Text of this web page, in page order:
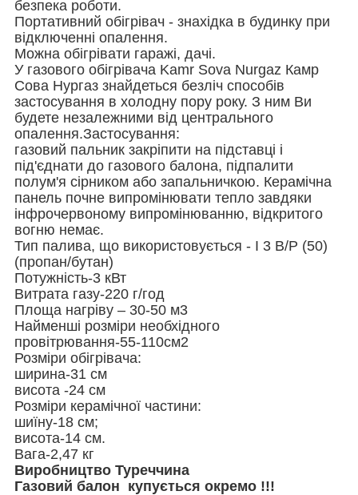
безпека роботи.
Портативний обігрівач - знахідка в будинку при
відключенні опалення.
Можна обігрівати гаражі, дачі.
У газового обігрівача Kamr Sova Nurgaz Камр
Сова Нургаз знайдеться безліч способів
застосування в холодну пору року. З ним Ви
будете незалежними від центрального
опалення.Застосування:
газовий пальник закріпити на підставці і
під'єднати до газового балона, підпалити
полум'я сірником або запальничкою. Керамічна
панель почне випромінювати тепло завдяки
інфрочервоному випромінюванню, відкритого
вогню немає.
Тип палива, що використовується - I 3 B/P (50)
(пропан/бутан)
Потужність-3 кВт
Витрата газу-220 г/год
Площа нагріву – 30-50 м3
Найменші розміри необхідного
провітрювання-55-110см2
Розміри обігрівача:
ширина-31 см
висота -24 см
Розміри керамічної частини:
шиїну-18 см;
висота-14 см.
Вага-2,47 кг
Виробництво Туреччина
Газовий балон купується окремо !!!